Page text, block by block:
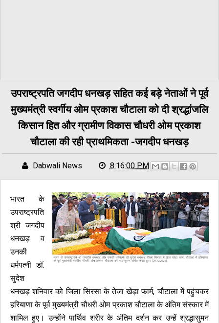
उपराष्ट्रपति जगदीप धनखड़ सहित कई बड़े नेताओं ने पूर्व
मुख्यमंत्री स्वर्गीय ओम प्रकाश चौटाला को दी श्रद्धांजलि
किसान हित और ग्रामीण विकास चौधरी ओम प्रकाश
चौटाला की रही प्राथमिकता -जगदीप धनखड़
Dabwali News 8:16:00 PM
भारत के
उपराष्ट्रपति
श्री जगदीप
धनखड़ व
उनकी
धर्मपत्नी डॉ.
सुदेश
धनखड़ शनिवार को जिला सिरसा के तेजा खेड़ा फार्म, चौटाला में पहुंचकर
हरियाणा के पूर्व मुख्यमंत्री चौधरी ओम प्रकाश चौटाला के अंतिम संस्कार में
शामिल हुए। उन्होंने पार्थिव शरीर के अंतिम दर्शन कर उन्हें श्रद्धासुमन